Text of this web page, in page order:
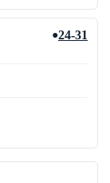
●24-31